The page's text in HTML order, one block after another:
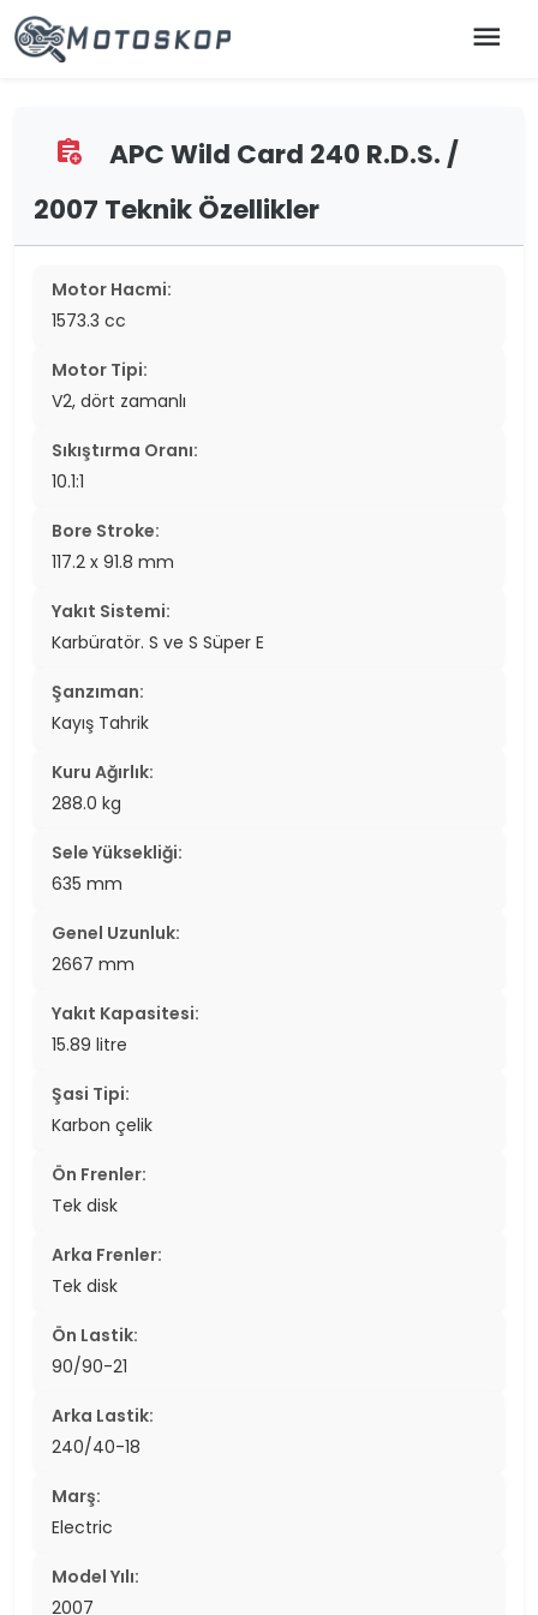
menu
assignment_add
APC Wild Card 240 R.D.S. /
2007 Teknik Özellikler
Motor Hacmi:
1573.3 cc
Motor Tipi:
V2, dört zamanlı
Sıkıştırma Oranı:
10.1:1
Bore Stroke:
117.2 x 91.8 mm
Yakıt Sistemi:
Karbüratör. S ve S Süper E
Şanzıman:
Kayış Tahrik
Kuru Ağırlık:
288.0 kg
Sele Yüksekliği:
635 mm
Genel Uzunluk:
2667 mm
Yakıt Kapasitesi:
15.89 litre
Şasi Tipi:
Karbon çelik
Ön Frenler:
Tek disk
Arka Frenler:
Tek disk
Ön Lastik:
90/90-21
Arka Lastik:
240/40-18
Marş:
Electric
Model Yılı:
2007